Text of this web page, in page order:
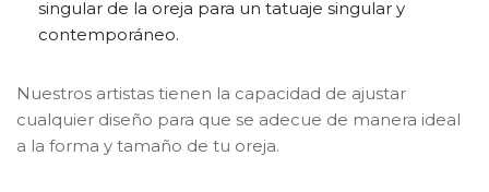
singular de la oreja para un tatuaje singular y
contemporáneo.
Nuestros artistas tienen la capacidad de ajustar
cualquier diseño para que se adecue de manera ideal
a la forma y tamaño de tu oreja.